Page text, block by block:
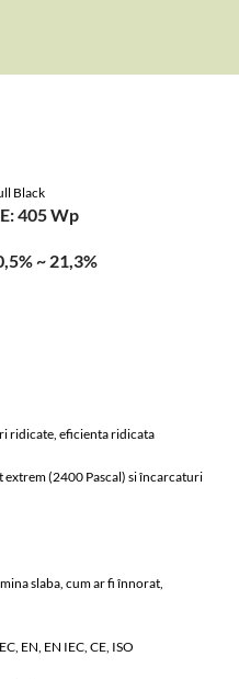
Black
405 Wp
~ 21,3%
ridicate, eficienta ridicata
(2400 Pascal) si încarcaturi
slaba, cum ar fi înnorat,
EN, EN IEC, CE, ISO